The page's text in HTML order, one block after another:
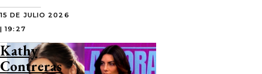
15 DE JULIO 2026
| 19:27
Kathy
Contreras